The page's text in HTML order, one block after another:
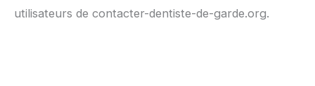
utilisateurs de contacter-dentiste-de-garde.org.